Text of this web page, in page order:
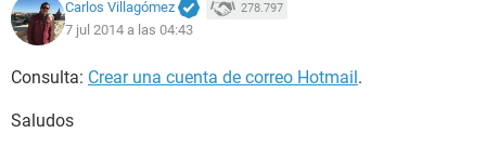
Carlos Villagómez 278.797
7 jul 2014 a las 04:43
Consulta: Crear una cuenta de correo Hotmail.
Saludos